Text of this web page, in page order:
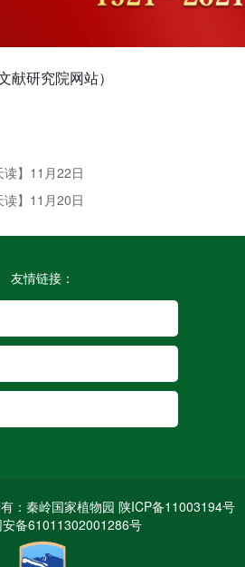
献研究院网站）
读】11月22日
读】11月20日
友情链接：
：秦岭国家植物园 陕ICP备11003194号
备61011302001286号